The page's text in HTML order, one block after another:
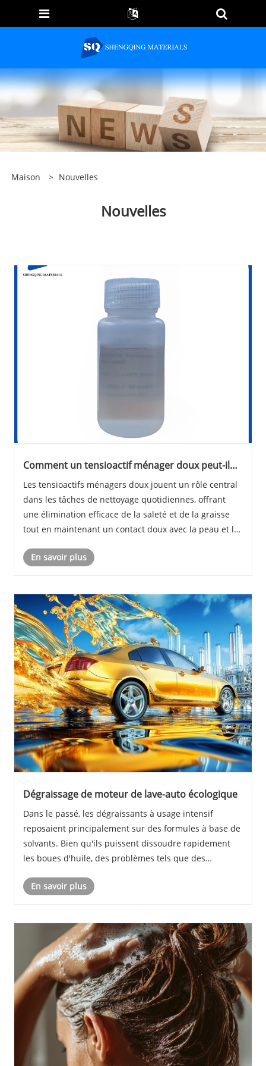
Maison > Nouvelles
Nouvelles
Comment un tensioactif ménager doux peut-il
Les tensioactifs ménagers doux jouent un rôle central
dans les tâches de nettoyage quotidiennes, offrant
une élimination efficace de la saleté et de la graisse
tout en maintenant un contact doux avec la peau et les
caractéristiques et les applications des......
En savoir plus
Dégraissage de moteur de lave-auto écologique
Dans le passé, les dégraissants à usage intensif
reposaient principalement sur des formules à base de
solvants. Bien qu'ils puissent dissoudre rapidement
les boues d'huile, des problèmes tels que des
violaient non seulement les exigences de la politi......
En savoir plus